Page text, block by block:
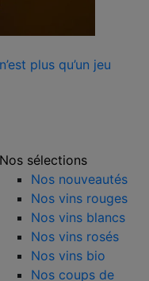
plus qu’un jeu
Nos sélections
Nos nouveautés
Nos vins rouges
Nos vins blancs
Nos vins rosés
Nos vins bio
Nos coups de